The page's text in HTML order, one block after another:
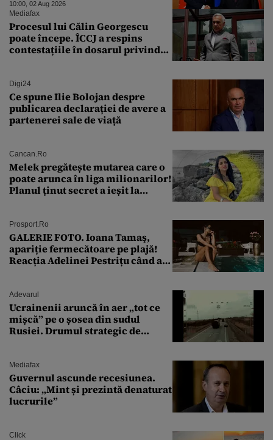
Moscova îngrijorată de
orientarea spre vest a Ankarei
10:00, 02 Aug 2026
Mediafax
Procesul lui Călin Georgescu
poate începe. ÎCCJ a respins
contestațiile în dosarul privind
Digi24
Ce spune Ilie Bolojan despre
publicarea declarației de avere a
partenerei sale de viață
Cancan.ro
Melek pregătește mutarea care o
poate arunca în liga milionarilor!
Planul ținut secret a ieșit la
Prosport.ro
GALERIE FOTO. Ioana Tamaş,
apariție fermecătoare pe plajă!
Reacția Adelinei Pestrițu când a
Adevarul
Ucrainenii aruncă în aer „tot ce
mișcă” pe o șosea din sudul
Rusiei. Drumul strategic de
Mediafax
Guvernul ascunde recesiunea.
Câciu: „Mint și prezintă denaturat
lucrurile”
Click